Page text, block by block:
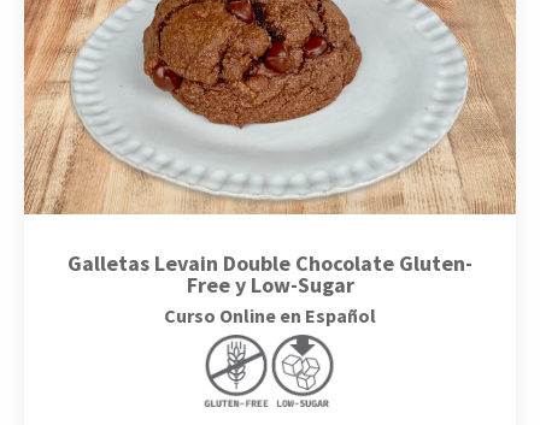
Galletas Levain Double Chocolate Gluten-
Free y Low-Sugar
Curso Online en Español